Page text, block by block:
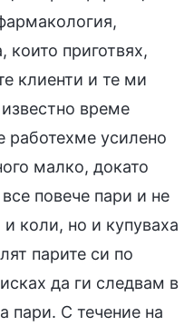
които приготвях,
клиенти и те ми
време
работехме усилено
малко, докато
повече пари и не
коли, но и купуваха
парите си по
да ги следвам в
пари. С течение на